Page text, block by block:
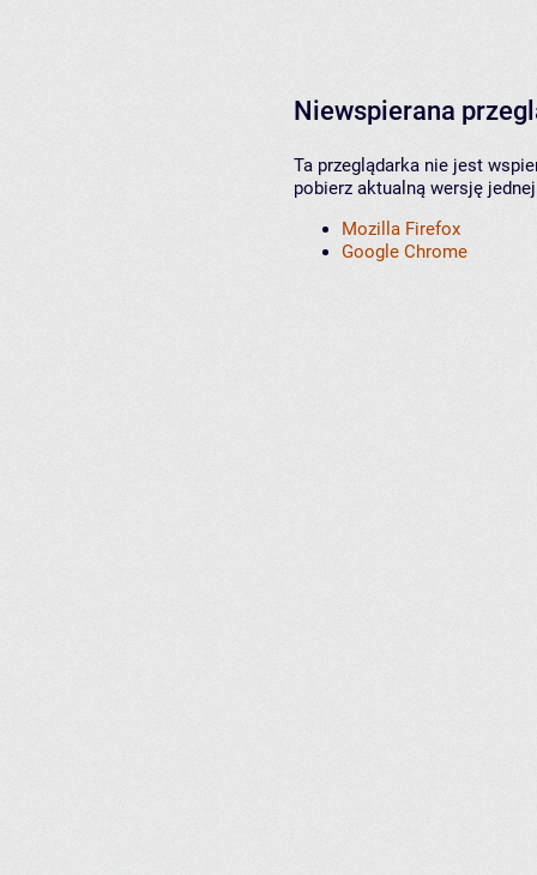
Niewspierana
Ta przeglądarka nie jest
pobierz aktualną wersję
Mozilla Firefox
Google Chrome